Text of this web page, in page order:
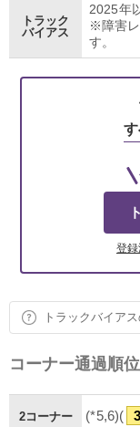
トラック
バイアス
2025年
※障害レ
す。
登
トラックバイア
コーナー通過順位
2コーナー (*5,6)( 3